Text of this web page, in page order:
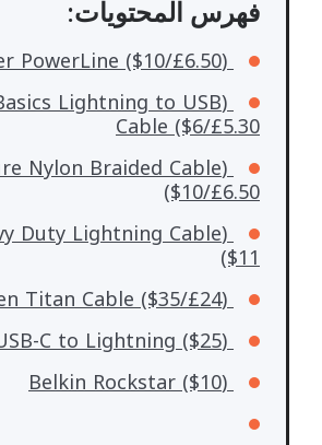
فهرس المحتويات:
(Anker PowerLine ($10/£6.50
Lightning to USB
Cable ($6/£5.30
Nylon Braided Cable
($10/£6.50
Duty Lightning Cable
($11
(Fuse Chicken Titan Cable ($35/£24
(Apple USB-C to Lightning ($25
(Belkin Rockstar ($10